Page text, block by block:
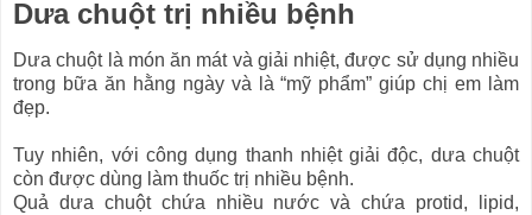
Dưa chuột trị nhiều bệnh
Dưa chuột là món ăn mát và giải nhiệt, được sử dụng nhiều
trong bữa ăn hằng ngày và là “mỹ phẩm” giúp chị em làm
đẹp.
Tuy nhiên, với công dụng thanh nhiệt giải độc, dưa chuột
còn được dùng làm thuốc trị nhiều bệnh.
Quả dưa chuột chứa nhiều nước và chứa protid, lipid,